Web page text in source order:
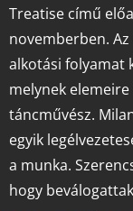
Treatise című
novemberben.
alkotási folyamat
melynek
táncművész.
egyik
a munka.
hogy